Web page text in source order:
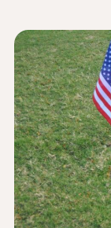
关于 NHD®
参与其中